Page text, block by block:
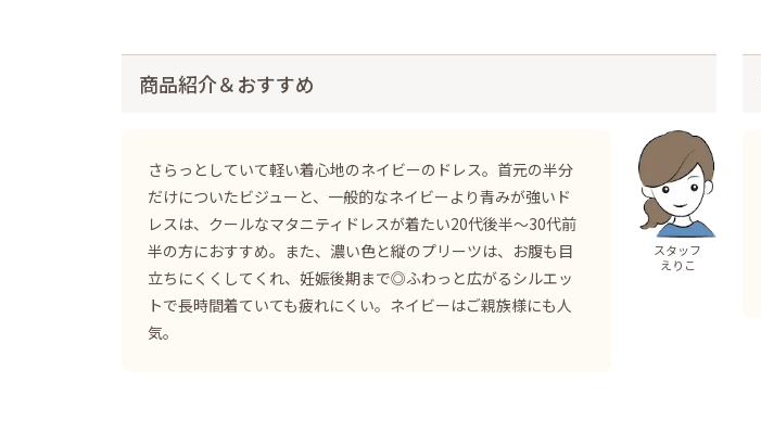
商品紹介＆おすすめ
さらっとしていて軽い着心地のネイビーのドレス。首元の半分
だけについたビジューと、一般的なネイビーより青みが強いド
レスは、クールなマタニティドレスが着たい20代後半～30代前
半の方におすすめ。また、濃い色と縦のプリーツは、お腹も目
立ちにくくしてくれ、妊娠後期まで◎ふわっと広がるシルエッ
トで長時間着ていても疲れにくい。ネイビーはご親族様にも人
気。
スタッフ
えりこ